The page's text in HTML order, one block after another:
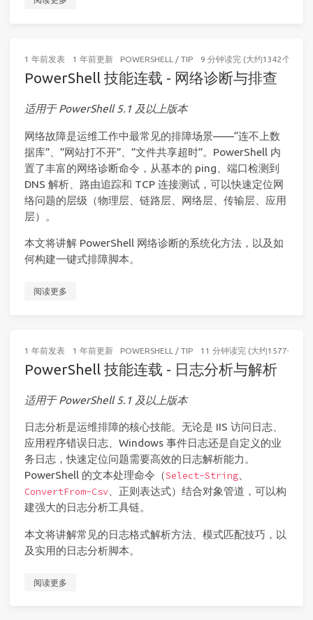
1 年前发表 1 年前更新 POWERSHELL / TIP 9 分钟读完 (大约1342个字)
PowerShell 技能连载 - 网络诊断与排查
适用于 PowerShell 5.1 及以上版本
网络故障是运维工作中最常见的排障场景——“连不上数
据库”、”网站打不开”、”文件共享超时”。PowerShell 内
置了丰富的网络诊断命令，从基本的 ping、端口检测到
DNS 解析、路由追踪和 TCP 连接测试，可以快速定位网
络问题的层级（物理层、链路层、网络层、传输层、应用
层）。
本文将讲解 PowerShell 网络诊断的系统化方法，以及如
何构建一键式排障脚本。
阅读更多
1 年前发表 1 年前更新 POWERSHELL / TIP 11 分钟读完 (大约1577个字)
PowerShell 技能连载 - 日志分析与解析
适用于 PowerShell 5.1 及以上版本
日志分析是运维排障的核心技能。无论是 IIS 访问日志、
应用程序错误日志、Windows 事件日志还是自定义的业
务日志，快速定位问题需要高效的日志解析能力。
PowerShell 的文本处理命令（Select-String
ConvertFrom-Csv 、正则表达式）结合对象管道，可以构
建强大的日志分析工具链。
本文将讲解常见的日志格式解析方法、模式匹配技巧，以
及实用的日志分析脚本。
阅读更多